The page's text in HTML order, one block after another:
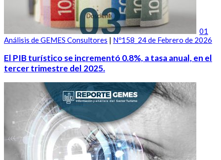
01
Análisis de GEMES Consultores | Nº158_24 de Febrero de 2026
El PIB turístico se incrementó 0.8%, a tasa anual, en el
tercer trimestre del 2025.